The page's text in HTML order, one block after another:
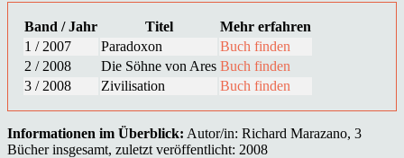
Band / Jahr Titel
Mehr erfahren
1 / 2007
Paradoxon
Buch finden
2 / 2008
Die Söhne von Ares Buch finden
3 / 2008
Zivilisation Buch finden
Informationen im Überblick: Autor/in: Richard Marazano, 3
Bücher insgesamt, zuletzt veröffentlicht: 2008